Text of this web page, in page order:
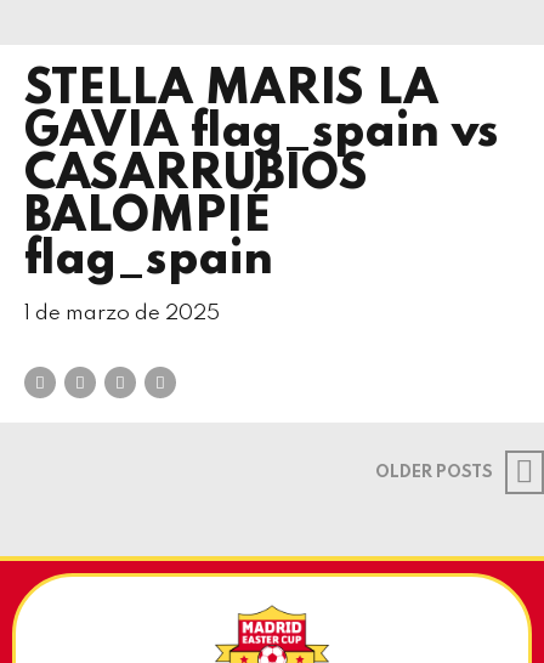
STELLA MARIS LA
GAVIA flag_spain vs
CASARRUBIOS
BALOMPIÉ
flag_spain
1 de marzo de 2025
OLDER POSTS